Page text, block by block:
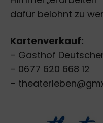
dafür belohnt zu
Kartenverkauf:
– Gasthof
– 0677 620 668 12
–